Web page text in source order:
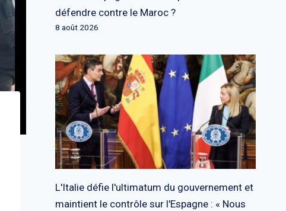
défendre contre le Maroc ?
8 août 2026
L'Italie défie l'ultimatum du gouvernement et
maintient le contrôle sur l'Espagne : « Nous